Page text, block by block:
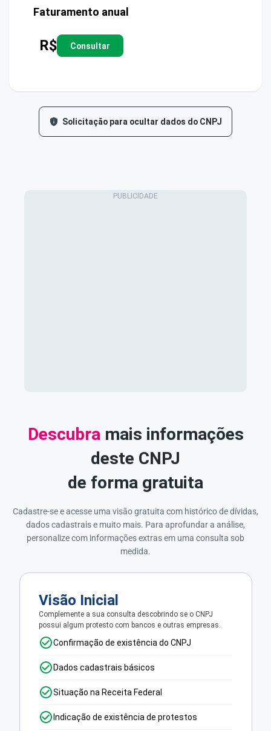
Faturamento anual
R$ Consultar
Solicitação para ocultar dados do CNPJ
Descubra mais informações
deste CNPJ
de forma gratuita
Cadastre-se e acesse uma visão gratuita com histórico de dívidas,
dados cadastrais e muito mais. Para aprofundar a análise,
personalize com informações extras em uma consulta sob
medida.
Visão Inicial
Complemente a sua consulta descobrindo se o CNPJ
possui algum protesto com bancos e outras empresas.
Confirmação de existência do CNPJ
Dados cadastrais básicos
Situação na Receita Federal
Indicação de existência de protestos